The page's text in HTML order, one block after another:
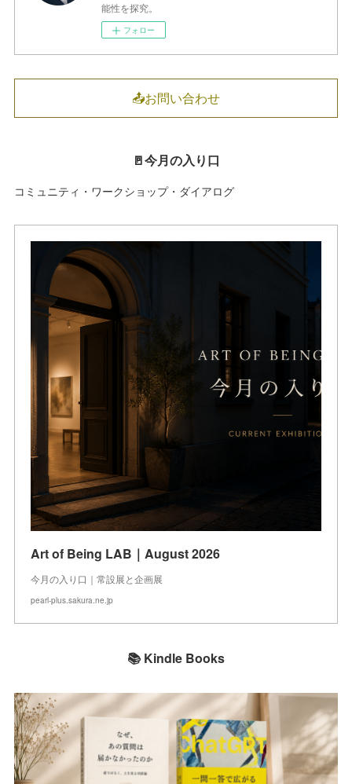
能性を探究。
フォロー
📤お問い合わせ
🚪今月の入り口
コミュニティ・ワークショップ・ダイアログ
Art of Being LAB｜August 2026
今月の入り口｜常設展と企画展
pearl-plus.sakura.ne.jp
📚 Kindle Books